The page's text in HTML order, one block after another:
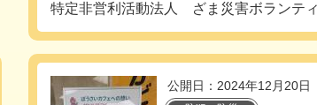
特定非営利活動法人 ざま災害ボランテ
公開日：2024年12月20日